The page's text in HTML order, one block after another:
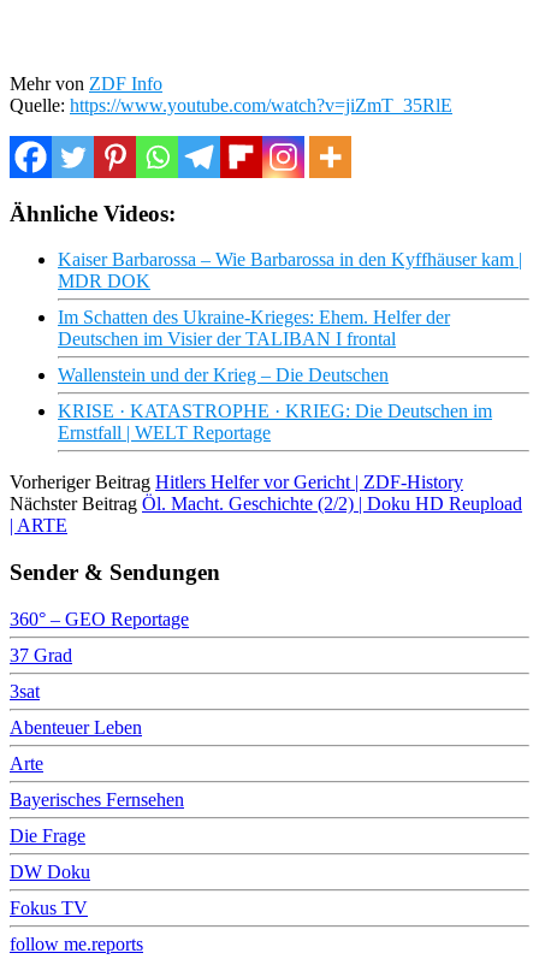
Mehr von ZDF Info
Quelle: https://www.youtube.com/watch?v=jiZmT_35RlE
Ähnliche Videos:
Kaiser Barbarossa – Wie Barbarossa in den Kyffhäuser kam |
MDR DOK
Im Schatten des Ukraine-Krieges: Ehem. Helfer der
Deutschen im Visier der TALIBAN I frontal
Wallenstein und der Krieg – Die Deutschen
KRISE · KATASTROPHE · KRIEG: Die Deutschen im
Ernstfall | WELT Reportage
Vorheriger Beitrag Hitlers Helfer vor Gericht | ZDF-History
Nächster Beitrag Öl. Macht. Geschichte (2/2) | Doku HD Reupload
| ARTE
Sender & Sendungen
360° – GEO Reportage
37 Grad
3sat
Abenteuer Leben
Arte
Bayerisches Fernsehen
Die Frage
DW Doku
Fokus TV
follow me.reports